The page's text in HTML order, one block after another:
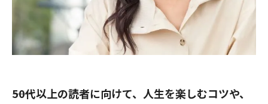
――50代以上の読者に向けて、人生を楽しむコツや、